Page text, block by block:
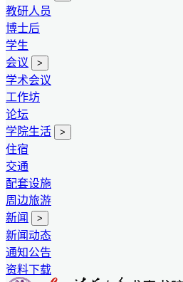
教研人员
博士后
学生
会议
>
学术会议
工作坊
论坛
学院生活
>
住宿
交通
配套设施
周边旅游
新闻
>
新闻动态
通知公告
资料下载